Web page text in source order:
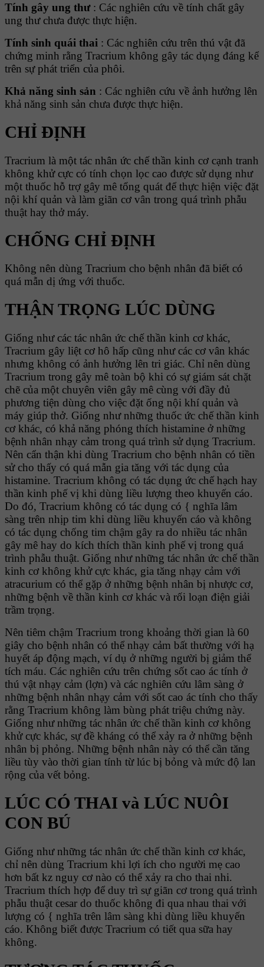
Tính gây ung thư : Các nghiên cứu về tính chất gây
ung thư chưa được thực hiện.
Tính sinh quái thai : Các nghiên cứu trên thú vật đã
chứng minh rằng Tracrium không gây tác dụng đáng kể
trên sự phát triển của phôi.
Khả năng sinh sản : Các nghiên cứu về ảnh hưởng lên
khả năng sinh sản chưa được thực hiện.
CHỈ ĐỊNH
Tracrium là một tác nhân ức chế thần kinh cơ cạnh tranh
không khử cực có tính chọn lọc cao được sử dụng như
một thuốc hỗ trợ gây mê tổng quát để thực hiện việc đặt
nội khí quản và làm giãn cơ vân trong quá trình phẫu
thuật hay thở máy.
CHỐNG CHỈ ĐỊNH
Không nên dùng Tracrium cho bệnh nhân đã biết có
quá mẫn dị ứng với thuốc.
THẬN TRỌNG LÚC DÙNG
Giống như các tác nhân ức chế thần kinh cơ khác,
Tracrium gây liệt cơ hô hấp cũng như các cơ vân khác
nhưng không có ảnh hưởng lên tri giác. Chỉ nên dùng
Tracrium trong gây mê toàn bộ khi có sự giám sát chặt
chẽ của một chuyên viên gây mê cùng với đầy đủ
phương tiện dùng cho việc đặt ống nội khí quản và
máy giúp thở. Giống như những thuốc ức chế thần kinh
cơ khác, có khả năng phóng thích histamine ở những
bệnh nhân nhạy cảm trong quá trình sử dụng Tracrium.
Nên cẩn thận khi dùng Tracrium cho bệnh nhân có tiền
sử cho thấy có quá mẫn gia tăng với tác dụng của
histamine. Tracrium không có tác dụng ức chế hạch hay
thần kinh phế vị khi dùng liều lượng theo khuyến cáo.
Do đó, Tracrium không có tác dụng có { nghĩa lâm
sàng trên nhịp tim khi dùng liều khuyến cáo và không
có tác dụng chống tim chậm gây ra do nhiều tác nhân
gây mê hay do kích thích thần kinh phế vị trong quá
trình phẫu thuật. Giống như những tác nhân ức chế thần
kinh cơ không khử cực khác, gia tăng nhạy cảm với
atracurium có thể gặp ở những bệnh nhân bị nhược cơ,
những bệnh về thần kinh cơ khác và rối loạn điện giải
trầm trọng.
Nên tiêm chậm Tracrium trong khoảng thời gian là 60
giây cho bệnh nhân có thể nhạy cảm bất thường với hạ
huyết áp động mạch, ví dụ ở những người bị giảm thể
tích máu. Các nghiên cứu trên chứng sốt cao ác tính ở
thú vật nhạy cảm (lợn) và các nghiên cứu lâm sàng ở
những bệnh nhân nhạy cảm với sốt cao ác tính cho thấy
rằng Tracrium không làm bùng phát triệu chứng này.
Giống như những tác nhân ức chế thần kinh cơ không
khử cực khác, sự đề kháng có thể xảy ra ở những bệnh
nhân bị phỏng. Những bệnh nhân này có thể cần tăng
liều tùy vào thời gian tính từ lúc bị bỏng và mức độ lan
rộng của vết bỏng.
LÚC CÓ THAI và LÚC NUÔI
CON BÚ
Giống như những tác nhân ức chế thần kinh cơ khác,
chỉ nên dùng Tracrium khi lợi ích cho người mẹ cao
hơn bất kz nguy cơ nào có thể xảy ra cho thai nhi.
Tracrium thích hợp để duy trì sự giãn cơ trong quá trình
phẫu thuật cesar do thuốc không đi qua nhau thai với
lượng có { nghĩa trên lâm sàng khi dùng liều khuyến
cáo. Không biết được Tracrium có tiết qua sữa hay
không.